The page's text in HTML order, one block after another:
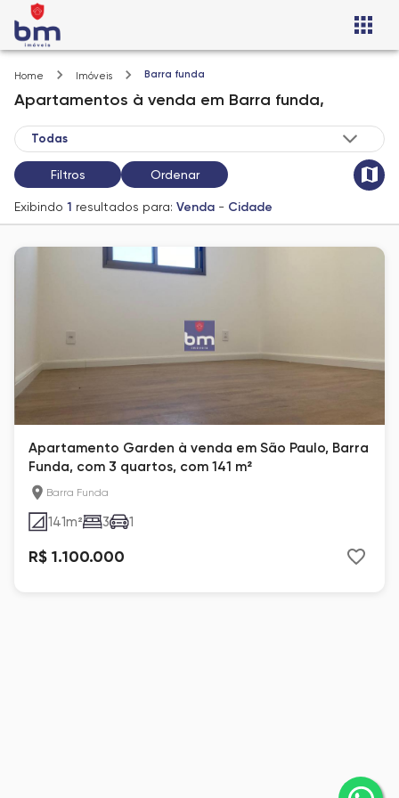
Home Imóveis Barra funda
Apartamentos à venda em Barra funda,
Filtros Ordenar
Exibindo 1 resultados para: Venda - Cidade
Apartamento Garden à venda em São Paulo, Barra
Funda, com 3 quartos, com 141 m²
Barra Funda
141m² 3 1
R$ 1.100.000